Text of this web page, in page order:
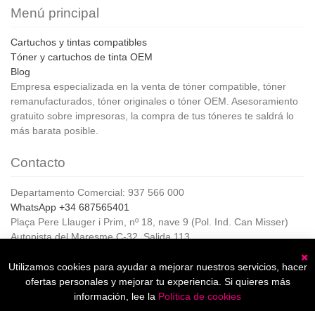
Menú principal
Cartuchos y tintas compatibles
Tóner y cartuchos de tinta OEM
Blog
Empresa especializada en la venta de tóner compatible, tóner
remanufacturados, tóner originales o tóner OEM. Asesoramiento
gratuito sobre impresoras, la compra de tus tóneres te saldrá lo
más barata posible.
Contacto
Departamento Comercial: 937 566 000
WhatsApp +34 687565401
Plaça Pere Llauger i Prim, nº 18, nave 9 (Pol. Ind. Can Misser)
Autopista del Maresme C-32, Salida 113
Horario de Atención al cliente:
De lunes a jueves de 8:00 a 17:00,
Viernes de 8:00 a 15:00
Utilizamos cookies para ayudar a mejorar nuestros servicios, hacer
ofertas personales y mejorar tu experiencia. Si quieres más
información, lee la Política de cookies